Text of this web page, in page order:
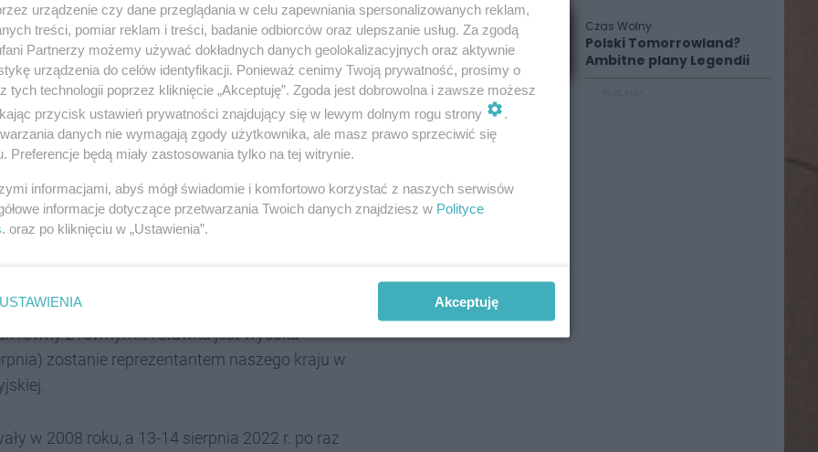
–Wstęp na imprezę dla kibiców będzie
zostaną specjalne trybuny, tak by w sposób
kierowców– dodaje prezydent.
13-14 sierpnia 2022
formacie, który można określić jako
pojedynczych zawodników będą oceniane na
zaangażowania w atakowanie przeszkód. Ale
wygląd samochodu. Dla wielu amatorów będzie
równy z równym. A stawka jest wysoka –
zostanie reprezentantem naszego kraju w
w 2008 roku, a 13-14 sierpnia 2022 r. po raz
Czas Wolny
Polski Tomorrowland?
Ambitne plany Legendii
urządzenie czy dane przeglądania w celu zapewniania spersonalizowanych reklam,
treści, pomiar reklam i treści, badanie odbiorców oraz ulepszanie usług. Za zgodą
Partnerzy możemy używać dokładnych danych geolokalizacyjnych oraz aktywnie
urządzenia do celów identyfikacji. Ponieważ cenimy Twoją prywatność, prosimy o
tych technologii poprzez kliknięcie „Akceptuję”. Zgoda jest dobrowolna i zawsze możesz
przycisk ustawień prywatności znajdujący się w lewym dolnym rogu strony
.
danych nie wymagają zgody użytkownika, ale masz prawo sprzeciwić się
Preferencje będą miały zastosowania tylko na tej witrynie.
informacjami, abyś mógł świadomie i komfortowo korzystać z naszych serwisów
informacje dotyczące przetwarzania Twoich danych znajdziesz w Polityce
. oraz po kliknięciu w „Ustawienia”.
USTAWIENIA Akceptuję